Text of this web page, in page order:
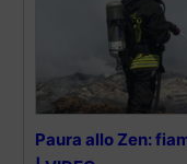
Paura allo Zen: